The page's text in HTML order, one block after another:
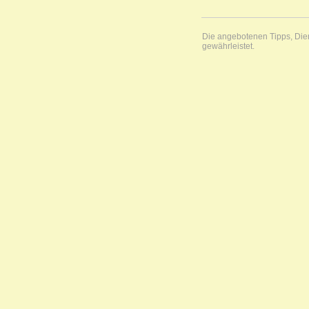
Die angebotenen Tipps,
gewährleistet.